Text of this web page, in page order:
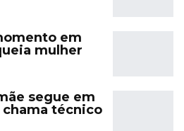
em
mulher
segue em
técnico